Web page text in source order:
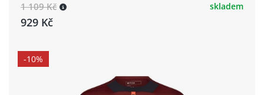
1 109 Kč
929 Kč
skladem
-10%